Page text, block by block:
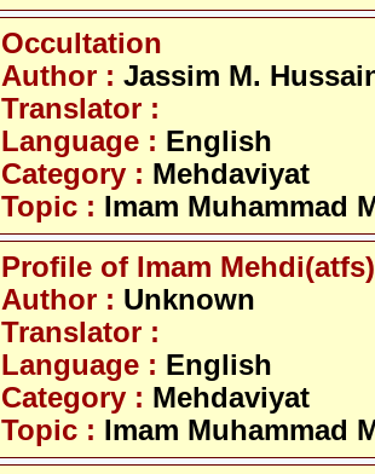
Occultation
Author : Jassim M.
Translator :
Language : English
Category : Mehdaviyat
Topic : Imam Muhammad
Profile of Imam Mehdi(atfs)
Author : Unknown
Translator :
Language : English
Category : Mehdaviyat
Topic : Imam Muhammad